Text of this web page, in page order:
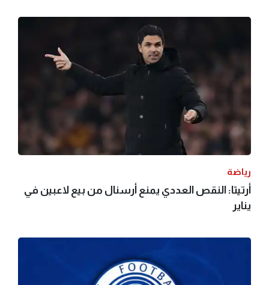
رياضة
أرتيتا: النقص العددي يمنع أرسنال من بيع لاعبين في
يناير